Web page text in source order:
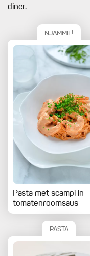
diner.
NJAMMIE!
Pasta met scampi in
tomatenroomsaus
PASTA